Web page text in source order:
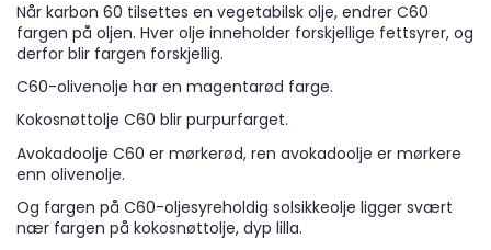
Når karbon 60 tilsettes en vegetabilsk olje, endrer C60
fargen på oljen. Hver olje inneholder forskjellige fettsyrer, og
derfor blir fargen forskjellig.
C60-olivenolje har en magentarød farge.
Kokosnøttolje C60 blir purpurfarget.
Avokadoolje C60 er mørkerød, ren avokadoolje er mørkere
enn olivenolje.
Og fargen på C60-oljesyreholdig solsikkeolje ligger svært
nær fargen på kokosnøttolje, dyp lilla.